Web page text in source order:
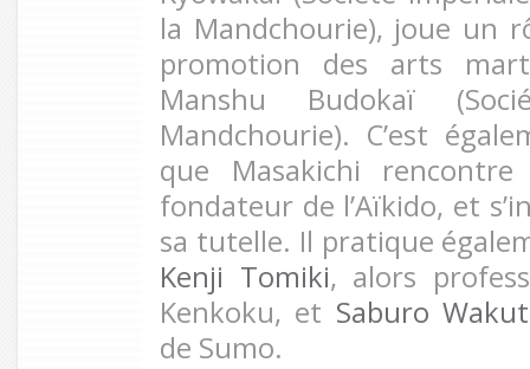
la Mandchourie), joue un
promotion des arts
Manshu Budokaï
Mandchourie). C’est
que Masakichi
fondateur de l’Aïkido, et
sa tutelle. Il pratique
Kenji Tomiki, alors
Kenkoku, et Saburo
de Sumo.